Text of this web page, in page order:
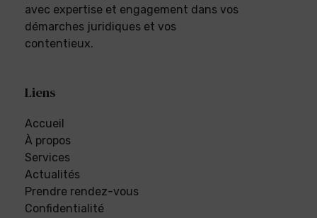
avec expertise et engagement dans vos
démarches juridiques et vos
contentieux.
Liens
Accueil
À propos
Services
Actualités
Prendre rendez-vous
Confidentialité